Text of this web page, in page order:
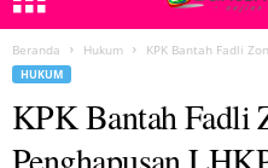
Beranda Hukum KPK Bantah Fadli
HUKUM
KPK Bantah Fadli